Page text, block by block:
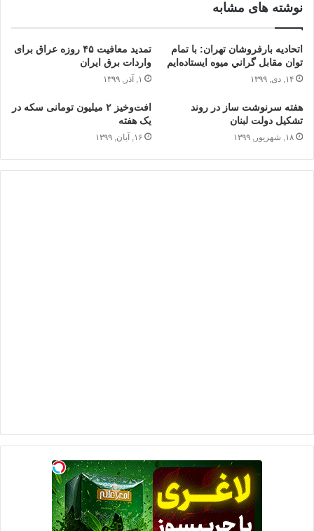
نوشته های مشابه
اتحاديه بارفروشان تهران: با تمام
توان مقابل گراني ميوه ايستاده‌ايم
۱۴, دی, ۱۳۹۹
تمدید معافیت ۴۵ روزه عراق برای
واردات برق ایران
۱, آذر, ۱۳۹۹
هفته‌ سرنوشت ساز در روند
تشکیل دولت لبنان
۱۸, شهریور, ۱۳۹۹
افت‌وخیز ۲ میلیون تومانی سکه در
یک هفته
۱۶, آبان, ۱۳۹۹